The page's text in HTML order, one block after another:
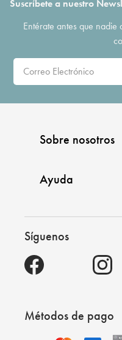
Suscríbete a nuestro
Entérate antes que nadie
Sobre nosotros
Ayuda
Síguenos
Métodos de pago